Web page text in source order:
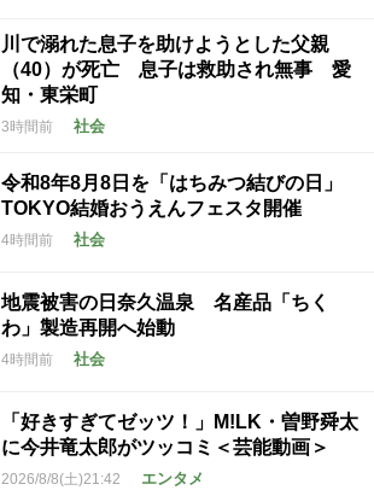
川で溺れた息子を助けようとした父親
（40）が死亡 息子は救助され無事 愛
知・東栄町
3時間前 社会
令和8年8月8日を「はちみつ結びの日」
TOKYO結婚おうえんフェスタ開催
4時間前 社会
地震被害の日奈久温泉 名産品「ちく
わ」製造再開へ始動
4時間前 社会
「好きすぎてゼッツ！」M!LK・曽野舜太
に今井竜太郎がツッコミ＜芸能動画＞
2026/8/8(土)21:42 エンタメ